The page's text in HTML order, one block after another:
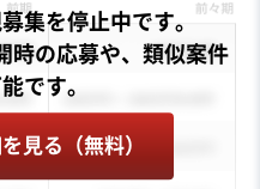
集を停止中です。
時の応募や、類似案件
見る（無料）